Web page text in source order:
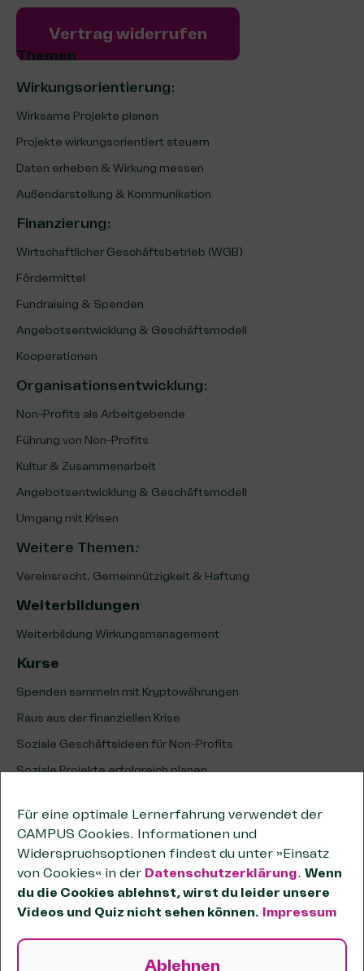
Für eine optimale Lernerfahrung verwendet der
CAMPUS Cookies. Informationen und
Widerspruchsoptionen findest du unter »Einsatz
von Cookies« in der Datenschutzerklärung. Wenn
du die Cookies ablehnst, wirst du leider unsere
Videos und Quiz nicht sehen können. Impressum
Ablehnen
Vertrag widerrufen
Themen
Wirkungsorientierung:
Wirksame Projekte planen
Projekte wirkungsorientiert steuern
Daten erheben & Wirkung messen
Außendarstellung & Kommunikation
Finanzierung:
Wirtschaftlicher Geschäftsbetrieb (WGB)
Fördermittel
Fundraising & Spenden
Angebotsentwicklung & Geschäftsmodell
Kooperationen
Organisationsentwicklung:
Non-Profits als Arbeitgebende
Führung von Non-Profits
Kultur & Zusammenarbeit
Angebotsentwicklung & Geschäftsmodell
Umgang mit Krisen
Weitere Themen:
Vereinsrecht, Gemeinnützigkeit & Haftung
Weiterbildungen
Weiterbildung Wirkungsmanagement
Kurse
Spenden sammeln mit Kryptowährungen
Raus aus der finanziellen Krise
Soziale Geschäftsideen für Non-Profits
Soziale Projekte erfolgreich planen
Unternehmenskooperationen
Kooperationen wirksam planen
Tipps zum wirtschaftlichen Geschäftsbetrieb
Passende Förderstiftungen finden